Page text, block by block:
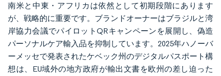
南米と中東・アフリカは依然として初期段階にあります
が、戦略的に重要です。ブランドオーナーはブラジルと湾
岸協力会議でパイロットQRキャンペーンを展開し、偽造
パーソナルケア輸入品を抑制しています。2025年ハノーバ
ーメッセで発表されたケベック州のデジタルパスポート構
想は、EU域外の地方政府が輸出文書を欧州の差し迫った